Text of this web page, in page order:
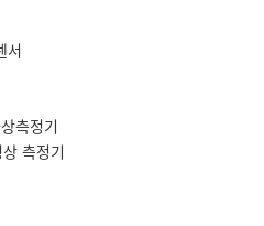
서
측정기
측정기